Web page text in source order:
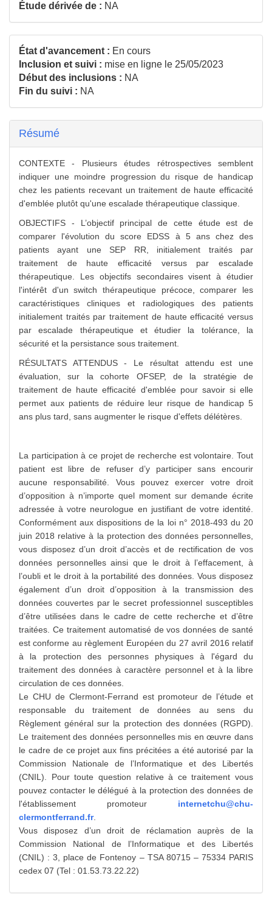
Étude dérivée de : NA
État d'avancement : En cours
Inclusion et suivi : mise en ligne le 25/05/2023
Début des inclusions : NA
Fin du suivi : NA
Résumé
CONTEXTE - Plusieurs études rétrospectives semblent
indiquer une moindre progression du risque de handicap
chez les patients recevant un traitement de haute efficacité
d'emblée plutôt qu'une escalade thérapeutique classique.
OBJECTIFS - L’objectif principal de cette étude est de
comparer l'évolution du score EDSS à 5 ans chez des
patients ayant une SEP RR, initialement traités par
traitement de haute efficacité versus par escalade
thérapeutique. Les objectifs secondaires visent à étudier
l'intérêt d'un switch thérapeutique précoce, comparer les
caractéristiques cliniques et radiologiques des patients
initialement traités par traitement de haute efficacité versus
par escalade thérapeutique et étudier la tolérance, la
sécurité et la persistance sous traitement.
RÉSULTATS ATTENDUS - Le résultat attendu est une
évaluation, sur la cohorte OFSEP, de la stratégie de
traitement de haute efficacité d'emblée pour savoir si elle
permet aux patients de réduire leur risque de handicap 5
ans plus tard, sans augmenter le risque d'effets délétères.
La participation à ce projet de recherche est volontaire. Tout
patient est libre de refuser d’y participer sans encourir
aucune responsabilité. Vous pouvez exercer votre droit
d’opposition à n’importe quel moment sur demande écrite
adressée à votre neurologue en justifiant de votre identité.
Conformément aux dispositions de la loi n° 2018-493 du 20
juin 2018 relative à la protection des données personnelles,
vous disposez d’un droit d’accès et de rectification de vos
données personnelles ainsi que le droit à l’effacement, à
l’oubli et le droit à la portabilité des données. Vous disposez
également d’un droit d’opposition à la transmission des
données couvertes par le secret professionnel susceptibles
d’être utilisées dans le cadre de cette recherche et d’être
traitées. Ce traitement automatisé de vos données de santé
est conforme au règlement Européen du 27 avril 2016 relatif
à la protection des personnes physiques à l'égard du
traitement des données à caractère personnel et à la libre
circulation de ces données.
Le CHU de Clermont-Ferrand est promoteur de l’étude et
responsable du traitement de données au sens du
Règlement général sur la protection des données (RGPD).
Le traitement des données personnelles mis en œuvre dans
le cadre de ce projet aux fins précitées a été autorisé par la
Commission Nationale de l’Informatique et des Libertés
(CNIL). Pour toute question relative à ce traitement vous
pouvez contacter le délégué à la protection des données de
l'établissement promoteur internetchu@chu-
clermontferrand.fr.
Vous disposez d’un droit de réclamation auprès de la
Commission National de l’Informatique et des Libertés
(CNIL) : 3, place de Fontenoy – TSA 80715 – 75334 PARIS
cedex 07 (Tel : 01.53.73.22.22)